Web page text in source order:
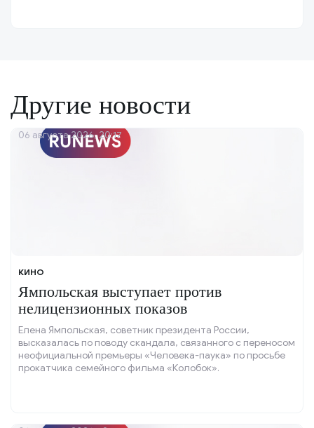
Другие новости
КИНО
Ямпольская выступает против
нелицензионных показов
Елена Ямпольская, советник президента России,
высказалась по поводу скандала, связанного с переносом
неофициальной премьеры «Человека-паука» по просьбе
прокатчика семейного фильма «Колобок».
06 августа 2026, 20:17